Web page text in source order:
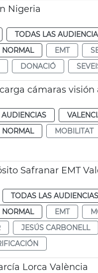
Nigeria
TODAS LAS
NORMAL EMT
DONACIÓ
cámaras
NORMAL MOBILITAT
Safranar EMT
TODAS LAS AUDIENCIAS
NORMAL EMT
JESÚS CARBONELL
Lorca València